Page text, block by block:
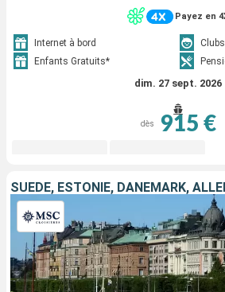
Payez en
Internet à bord
Enfants Gratuits*
dim. 27 sept. 2026
dès 915 €
SUÈDE, ESTONIE, DANEMARK,